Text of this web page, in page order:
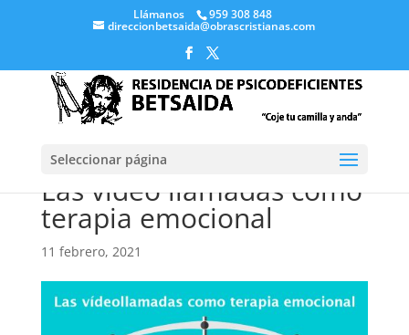
Llámanos 959 308 848
direccionbetsaida@obrascristianas.com
Seleccionar página
Las vídeo llamadas como
terapia emocional
11 febrero, 2021